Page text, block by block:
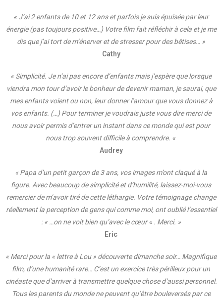
« J’ai 2 enfants de 10 et 12 ans et parfois je suis épuisée par leur
énergie (pas toujours positive…) Votre film fait réfléchir à cela et je me
dis que j’ai tort de m’énerver et de stresser pour des bêtises… »
Cathy
« Simplicité. Je n’ai pas encore d’enfants mais j’espère que lorsque
viendra mon tour d’avoir le bonheur de devenir maman, je saurai, que
mes enfants voient ou non, leur donner l’amour que vous donnez à
vos enfants. (…) Pour terminer je voudrais juste vous dire merci de
nous avoir permis d’entrer un instant dans ce monde qui est pour
nous trop souvent difficile à comprendre. «
Audrey
« Papa d’un petit garçon de 3 ans, vos images m’ont claqué à la
figure. Avec beaucoup de simplicité et d’humilité, laissez-moi-vous
remercier de m’avoir tiré de cette léthargie. Votre témoignage change
réellement la perception de gens qui comme moi, ont oublié l’essentiel
: « …on ne voit bien qu’avec le cœur « . Merci. »
Eric
« Merci pour la « lettre à Lou » découverte dimanche soir… Magnifique
film, d’une humanité rare… C’est un exercice très périlleux pour un
cinéaste que d’arriver à transmettre quelque chose d’aussi personnel.
Tous les parents du monde ne peuvent qu’être bouleversés par ce